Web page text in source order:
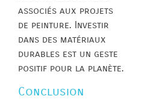
associés aux projets
de peinture. Investir
dans des matériaux
durables est un geste
positif pour la planète.
Conclusion